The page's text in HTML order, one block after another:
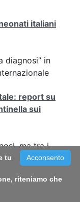
italiani
diagnosi” in
report su
sui
ma tra i
servizi un
metà dei
Acconsento
tu
riteniamo che